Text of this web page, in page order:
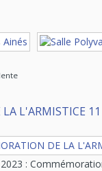
L'ARMISTICE
: